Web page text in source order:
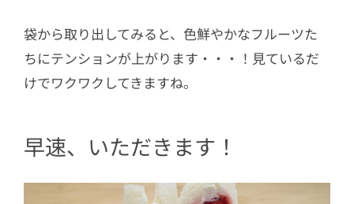
袋から取り出してみると、色鮮やかなフルーツた
ちにテンションが上がります・・・！見ているだ
けでワクワクしてきますね。
早速、いただきます！